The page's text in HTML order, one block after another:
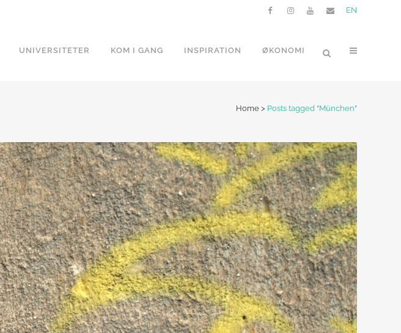
EN
UNIVERSITETER KOM I GANG INSPIRATION ØKONOMI
Home > Posts tagged "München"